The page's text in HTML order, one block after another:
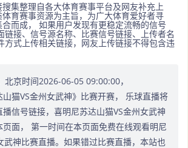
集整理自各大体育赛事平台及网友补充上
育赛事资源为主旨，为广大体育爱好者寻
而成， 如果用户发现有更稳定流畅的信号
链接、信号源名称、比赛信号链接、上传者名
方式上传相关链接，网友上传链接不得包含违
北京时间2026-06-05 09:00:00，
猫VS金州女武神》比赛开赛， 乐球直播将
信号链接，喜明尼苏达山猫VS金州女武神
面， 第一时间在本页面免费在线观看明尼
武神比赛直播。如果错过比赛直播，本站也